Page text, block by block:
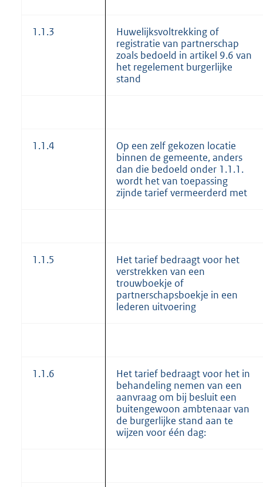
1.1.3
Huwelijksvoltrekking of
registratie van partnerschap
zoals bedoeld in artikel 9.6 van
het regelement burgerlijke
stand
1.1.4
Op een zelf gekozen locatie
binnen de gemeente, anders
dan die bedoeld onder 1.1.1.
wordt het van toepassing
zijnde tarief vermeerderd met
1.1.5
Het tarief bedraagt voor het
verstrekken van een
trouwboekje of
partnerschapsboekje in een
lederen uitvoering
1.1.6
Het tarief bedraagt voor het in
behandeling nemen van een
aanvraag om bij besluit een
buitengewoon ambtenaar van
de burgerlijke stand aan te
wijzen voor één dag: